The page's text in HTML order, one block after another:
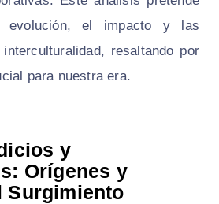
evolución, el impacto y las
resaltando por
para nuestra era.
y
Orígenes y
Surgimiento